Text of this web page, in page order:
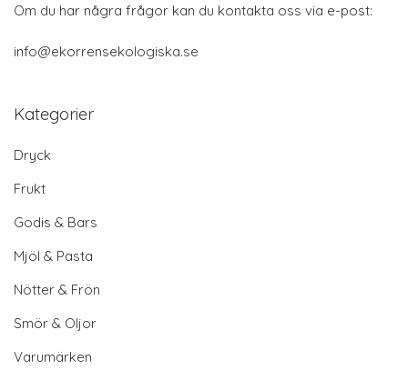
Om du har några frågor kan du kontakta oss via e-post:
info@ekorrensekologiska.se
Kategorier
Dryck
Frukt
Godis & Bars
Mjöl & Pasta
Nötter & Frön
Smör & Oljor
Varumärken